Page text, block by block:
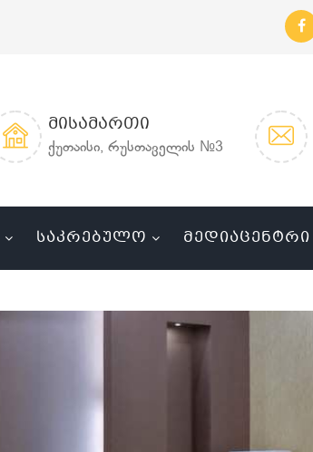
ᲛᲘᲡᲐᲛᲐᲠᲗᲘ
ქუთაისი, რუსთაველის №3
ᲡᲐᲙᲠᲔᲑᲣᲚᲝ ᲛᲔᲓᲘᲐᲪᲔᲜᲢᲠᲘ